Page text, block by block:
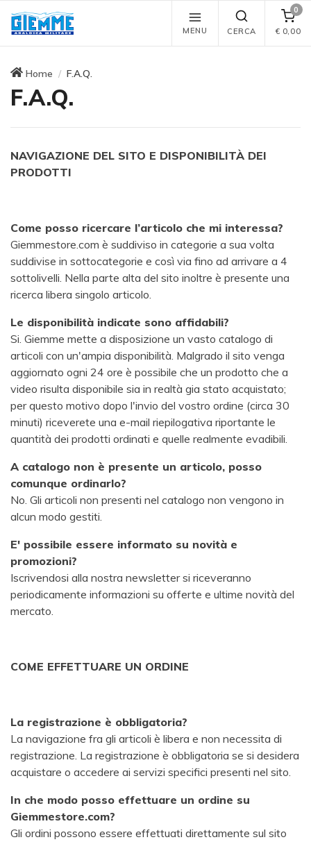
MENU CERCA
0
€ 0,00
Home F.A.Q.
F.A.Q.
NAVIGAZIONE DEL SITO E DISPONIBILITÀ DEI
PRODOTTI
Come posso ricercare l’articolo che mi interessa?
Giemmestore.com è suddiviso in categorie a sua volta
suddivise in sottocategorie e così via fino ad arrivare a 4
sottolivelli. Nella parte alta del sito inoltre è presente una
ricerca libera singolo articolo.
Le disponibilità indicate sono affidabili?
Si. Giemme mette a disposizione un vasto catalogo di
articoli con un'ampia disponibilità. Malgrado il sito venga
aggiornato ogni 24 ore è possibile che un prodotto che a
video risulta disponibile sia in realtà gia stato acquistato;
per questo motivo dopo l'invio del vostro ordine (circa 30
minuti) riceverete una e-mail riepilogativa riportante le
quantità dei prodotti ordinati e quelle realmente evadibili.
A catalogo non è presente un articolo, posso
comunque ordinarlo?
No. Gli articoli non presenti nel catalogo non vengono in
alcun modo gestiti.
E' possibile essere informato su novità e
promozioni?
Iscrivendosi alla nostra newsletter si riceveranno
periodicamente informazioni su offerte e ultime novità del
mercato.
COME EFFETTUARE UN ORDINE
La registrazione è obbligatoria?
La navigazione fra gli articoli è libera e non necessita di
registrazione. La registrazione è obbligatoria se si desidera
acquistare o accedere ai servizi specifici presenti nel sito.
In che modo posso effettuare un ordine su
Giemmestore.com?
Gli ordini possono essere effettuati direttamente sul sito